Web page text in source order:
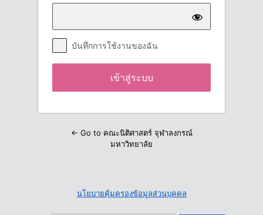
บันทึกการใช้งานของฉัน
← Go to คณะนิติศาสตร์ จุฬาลงกรณ์
มหาวิทยาลัย
นโยบายคุ้มครองข้อมูลส่วนบุคคล